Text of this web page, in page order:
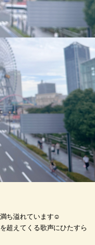
ち溢れています☺️
超えてくる歌声にひたすら